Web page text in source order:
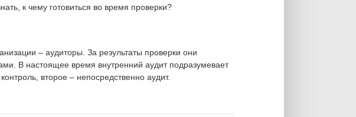
к чему готовиться во время проверки?
– аудиторы. За результаты проверки они
В настоящее время внутренний аудит подразумевает
второе – непосредственно аудит.